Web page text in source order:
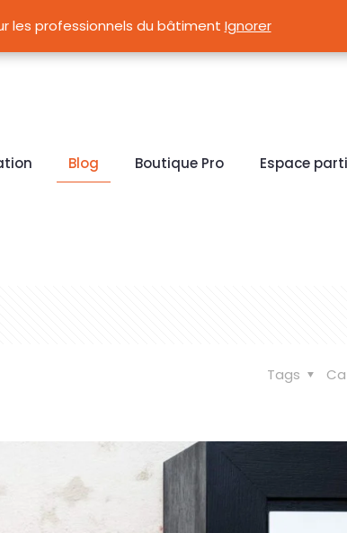
pour l’assèchement des murs et les remontées
Blog Boutique Pro Espace
Tags
les professionnels du bâtiment Ignorer
les professionnels du bâtiment Ignorer